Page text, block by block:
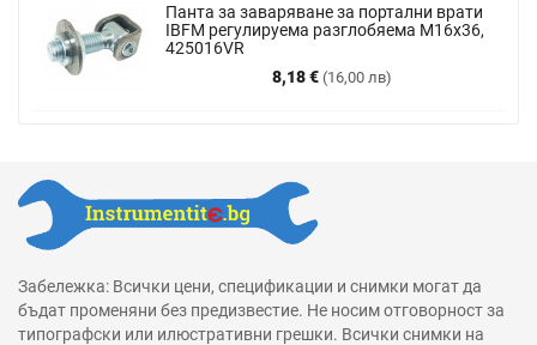
Панта за заваряване за портални врати
IBFM регулируема разглобяема М16х36,
425016VR
8,18 € (16,00 лв)
Цена
Забележка: Всички цени, спецификации и снимки могат да
бъдат променяни без предизвестие. Не носим отговорност за
типографски или илюстративни грешки. Всички снимки на